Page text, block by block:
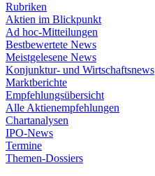
Rubriken
Aktien im Blickpunkt
Ad hoc-Mitteilungen
Bestbewertete News
Meistgelesene News
Konjunktur- und Wirtschaftsnews
Marktberichte
Empfehlungsübersicht
Alle Aktienempfehlungen
Chartanalysen
IPO-News
Termine
Themen-Dossiers